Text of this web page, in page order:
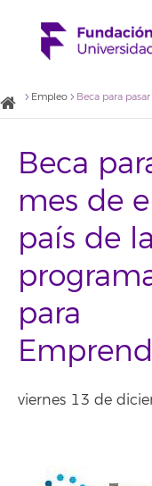
Empleo
Beca
mes de
país de
para
viernes 13 de